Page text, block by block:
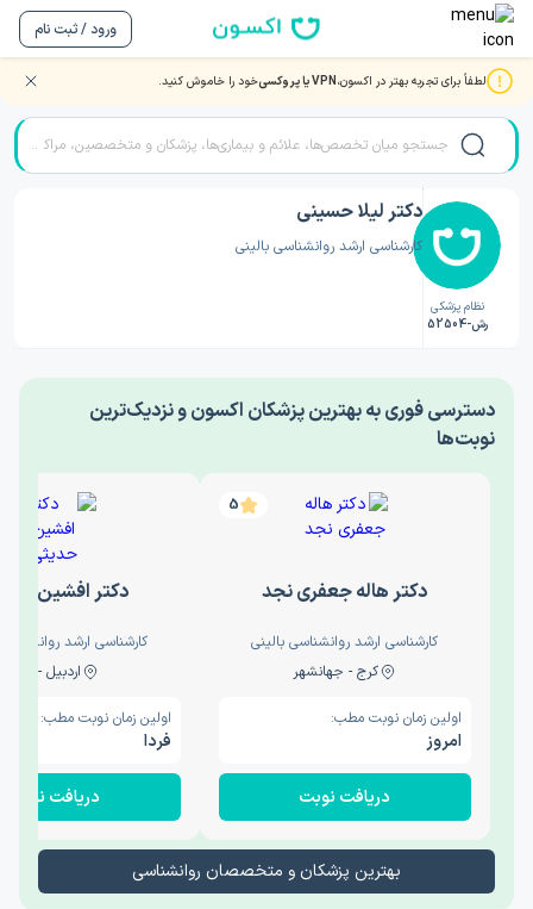
ورود / ثبت نام
لطفاً برای تجربه بهتر در اکسون،VPN یا پروکسی خود را خاموش کنید. صفحه اصلی/دکتر روانشناسی/دکتر لیلا حسینی
نظام پزشکی
رش-52504
دکتر لیلا حسینی
کارشناسی ارشد روانشناسی بالینی
‎دسترسی فوری به بهترین پزشکان اکسون و نزدیک‌ترین
نوبت‌ها
5
دکتر هاله جعفری نجد
کارشناسی ارشد روانشناسی بالینی
کرج - جهانشهر
اولین زمان نوبت مطب:
امروز
دریافت نوبت
دکتر افشین
کارشناسی ارشد
اردبیل - والی
اولین زمان نوبت مطب:
فردا
دریافت نوبت
بهترین پزشکان و متخصصان روانشناسی